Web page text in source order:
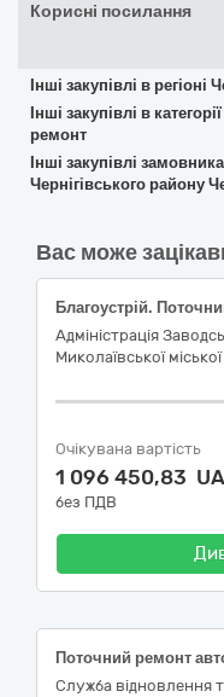
Корисні посилання
Інші закупівлі в регіоні
Інші закупівлі в
ремонт
Інші закупівлі
Чернігівського району
Вас може
Адміністрація
Миколаївської
Очікувана вартість
1 096 450,83
без ПДВ
Служба відновлення